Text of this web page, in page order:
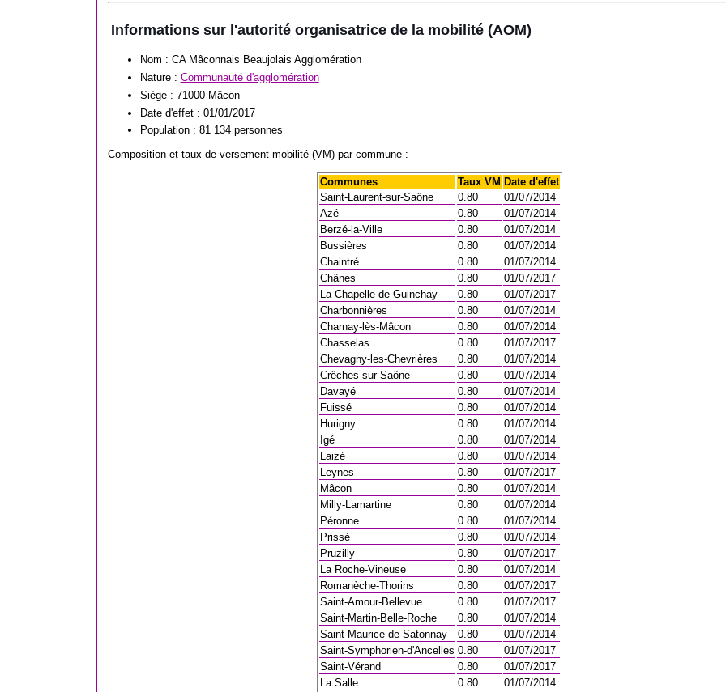
Informations sur l'autorité organisatrice de la mobilité (AOM)
Nom : CA Mâconnais Beaujolais Agglomération
Nature : Communauté d'agglomération
Siège : 71000 Mâcon
Date d'effet : 01/01/2017
Population : 81 134 personnes
Composition et taux de versement mobilité (VM) par commune :
Communes Taux VM Date d'effet
Saint-Laurent-sur-Saône
0.80
01/07/2014
Azé
0.80
01/07/2014
Berzé-la-Ville
0.80
01/07/2014
Bussières
0.80
01/07/2014
Chaintré
0.80
01/07/2014
Chânes
0.80
01/07/2017
La Chapelle-de-Guinchay
0.80
01/07/2017
Charbonnières
0.80
01/07/2014
Charnay-lès-Mâcon
0.80
01/07/2014
Chasselas
0.80
01/07/2017
Chevagny-les-Chevrières
0.80
01/07/2014
Crêches-sur-Saône
0.80
01/07/2014
Davayé
0.80
01/07/2014
Fuissé
0.80
01/07/2014
Hurigny
0.80
01/07/2014
Igé
0.80
01/07/2014
Laizé
0.80
01/07/2014
Leynes
0.80
01/07/2017
Mâcon
0.80
01/07/2014
Milly-Lamartine
0.80
01/07/2014
Péronne
0.80
01/07/2014
Prissé
0.80
01/07/2014
Pruzilly
0.80
01/07/2017
La Roche-Vineuse
0.80
01/07/2014
Romanèche-Thorins
0.80
01/07/2017
Saint-Amour-Bellevue
0.80
01/07/2017
Saint-Martin-Belle-Roche
0.80
01/07/2014
Saint-Maurice-de-Satonnay
0.80
01/07/2014
Saint-Symphorien-d'Ancelles 0.80
01/07/2017
Saint-Vérand
0.80
01/07/2017
La Salle
0.80
01/07/2014